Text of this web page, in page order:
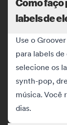
labels de
Use o
para labels
selecione os
synth-pop,
música. Você
dias.